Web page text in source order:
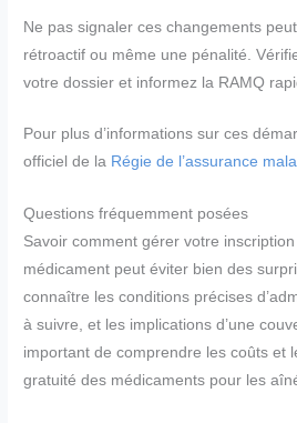
Ne pas signaler ces changements
rétroactif ou même une pénalité.
votre dossier et informez la RAMQ
Pour plus d’informations sur ces
officiel de la Régie de l’assurance
Questions fréquemment posées
Savoir comment gérer votre inscription
médicament peut éviter bien des
connaître les conditions précises
à suivre, et les implications d’une
important de comprendre les coûts et
gratuité des médicaments pour les